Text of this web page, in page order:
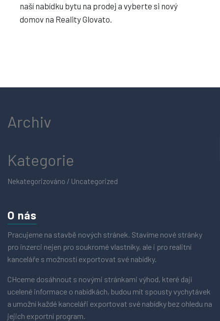
naší nabídku bytu na prodej a vyberte si nový
domov na Reality Glovato.
Archiv
Kategorie
Nekategorizováno / Uncategorized
O nás
Pracujeme na stavbě nových stránek. Stavíme nové stránky
pro inzerci nejen pro soukromé vlastníky, ale i pro realitní
kanceláře s možností exportovat své nabídky.
CHceme dosáhnout s novými stránkami výhod, které dají
ucelené informace o nabídkách, budou mít spousty vychytávek
a umožní každé kanceláři exportovat své nabídky bez ohledu na
jejich exportní program.